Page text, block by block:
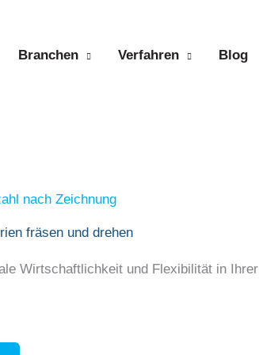
Branchen Verfahren Blog
nach Zeichnung
fräsen und drehen
Wirtschaftlichkeit und Flexibilität in Ihrer